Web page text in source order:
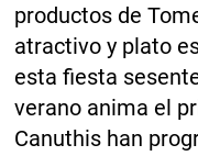
productos de
atractivo y plato
esta fiesta
verano anima el
Canuthis han